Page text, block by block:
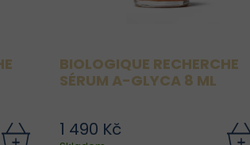
a
BIOLOGIQUE RECHERCHE
SÉRUM A-GLYCA 8 ML
Sérum A-Glyca je anti-age
1 490 Kč